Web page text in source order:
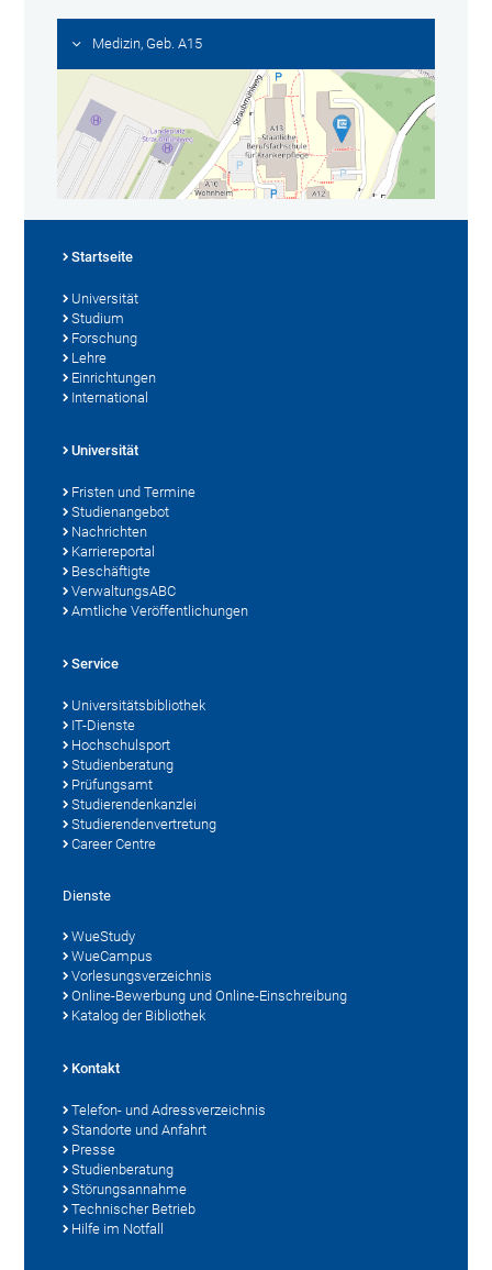
Medizin, Geb. A15
Startseite
Universität
Studium
Forschung
Lehre
Einrichtungen
International
Universität
Fristen und Termine
Studienangebot
Nachrichten
Karriereportal
Beschäftigte
VerwaltungsABC
Amtliche Veröffentlichungen
Service
Universitätsbibliothek
IT-Dienste
Hochschulsport
Studienberatung
Prüfungsamt
Studierendenkanzlei
Studierendenvertretung
Career Centre
Dienste
WueStudy
WueCampus
Vorlesungsverzeichnis
Online-Bewerbung und Online-Einschreibung
Katalog der Bibliothek
Kontakt
Telefon- und Adressverzeichnis
Standorte und Anfahrt
Presse
Studienberatung
Störungsannahme
Technischer Betrieb
Hilfe im Notfall